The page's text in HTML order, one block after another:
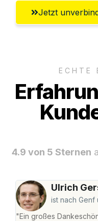
Jetzt
ECHTE
4.9 von 5 Sternen
Ulrich
ist nach Genf
"Ein großes